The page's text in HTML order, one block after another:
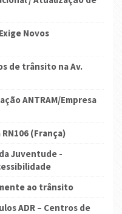
Novos
de trânsito na Av.
ANTRAM/Empresa
(França)
Juventude -
ao trânsito
ADR – Centros de